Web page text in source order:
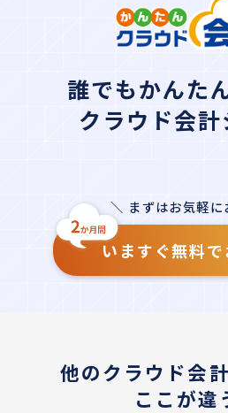
誰でもかんた
クラウド会
＼ まずはお気軽
いますぐ無料
他のクラウド会
ここが違